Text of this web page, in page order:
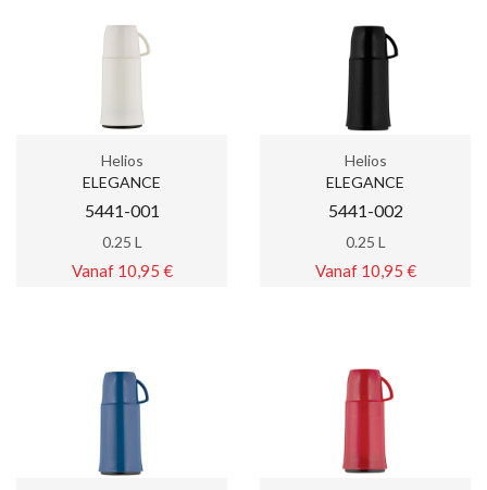
Helios
ELEGANCE
5441-001
0.25 L
Vanaf 10,95 €
Helios
ELEGANCE
5441-002
0.25 L
Vanaf 10,95 €